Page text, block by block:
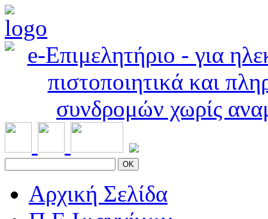
OK
Αρχική Σελίδα